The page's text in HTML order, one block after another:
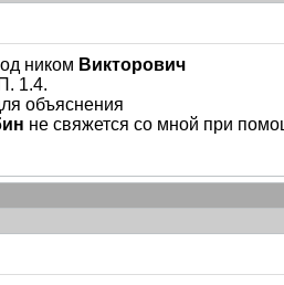
ником Викторович
1.4.
объяснения
не свяжется со мной при